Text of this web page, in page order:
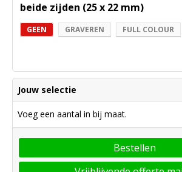
beide zijden (25 x 22 mm)
GEEN GRAVEREN FULL COLOUR
Jouw selectie
Voeg een aantal in bij maat.
Bestellen